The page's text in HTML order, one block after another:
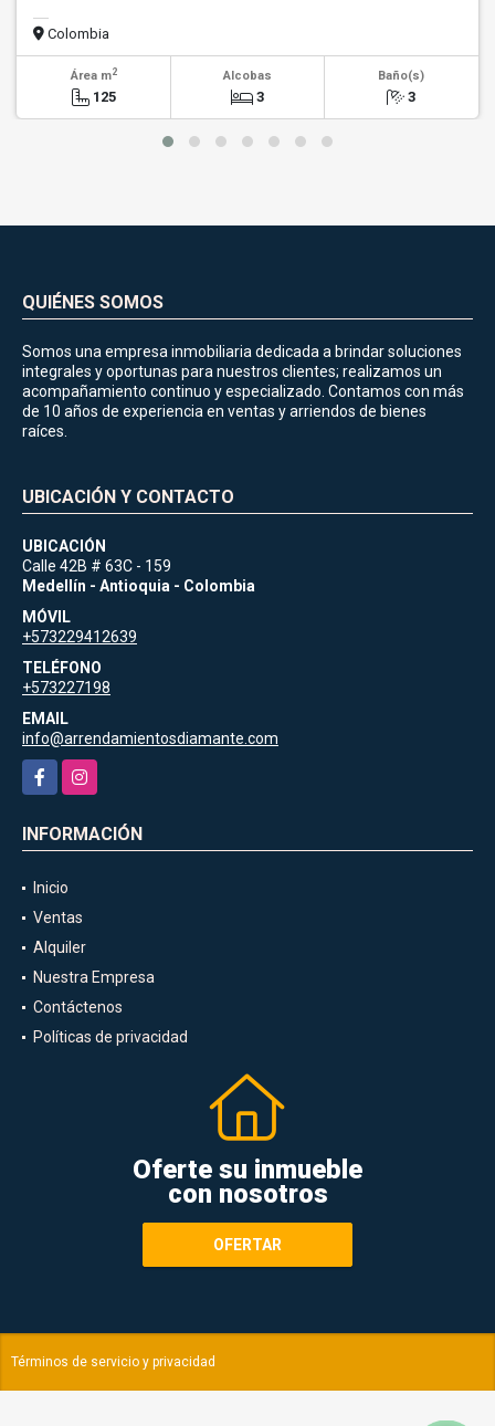
Colombia
Área m2
125
Alcobas
3
Baño(s)
3
QUIÉNES SOMOS
Somos una empresa inmobiliaria dedicada a brindar soluciones
integrales y oportunas para nuestros clientes; realizamos un
acompañamiento continuo y especializado. Contamos con más
de 10 años de experiencia en ventas y arriendos de bienes
raíces.
UBICACIÓN
Calle 42B # 63C - 159
Medellín - Antioquia - Colombia
MÓVIL
+573229412639
TELÉFONO
+573227198
EMAIL
info@arrendamientosdiamante.com
FacebookInstagram
Inicio
Ventas
Alquiler
Nuestra Empresa
Contáctenos
Oferte su inmueble
con nosotros
OFERTAR
Términos de servicio y privacidad